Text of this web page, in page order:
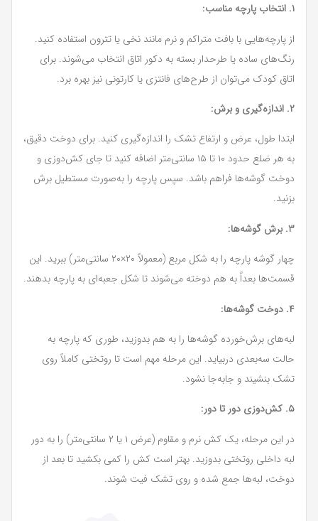
۱. انتخاب پارچه مناسب:
از پارچه‌هایی با بافت متراکم و نرم مانند نخی یا تترون استفاده کنید.
رنگ‌های ساده یا طرحدار بسته به دکور اتاق انتخاب می‌شوند. برای
اتاق کودک می‌توان از طرح‌های فانتزی یا کارتونی نیز بهره برد.
۲. اندازه‌گیری و برش:
ابتدا طول، عرض و ارتفاع تشک را اندازه‌گیری کنید. برای دوخت دقیق،
به هر ضلع حدود ۱۰ تا ۱۵ سانتی‌متر اضافه کنید تا جای کش‌دوزی و
دوخت گوشه‌ها فراهم باشد. سپس پارچه را به‌صورت مستطیل برش
بزنید.
۳. برش گوشه‌ها:
چهار گوشه پارچه را به شکل مربع (معمولاً ۲۰×۲۰ سانتی‌متر) ببرید. این
قسمت‌ها بعداً به هم دوخته می‌شوند تا شکل جعبه‌ای به پارچه بدهند.
۴. دوخت گوشه‌ها:
لبه‌های برش‌خورده گوشه‌ها را به هم بدوزید، طوری که پارچه به
حالت سه‌بعدی دربیاید. این مرحله مهم است تا روتختی کاملاً روی
تشک بنشیند و جابه‌جا نشود.
۵. کش‌دوزی دور تا دور:
در این مرحله، یک کش نرم و مقاوم (عرض ۱ یا ۲ سانتی‌متر) را به دور
لبه داخلی روتختی بدوزید. بهتر است کش را کمی بکشید تا بعد از
دوخت، لبه‌ها جمع شده و روی تشک فیت شوند.